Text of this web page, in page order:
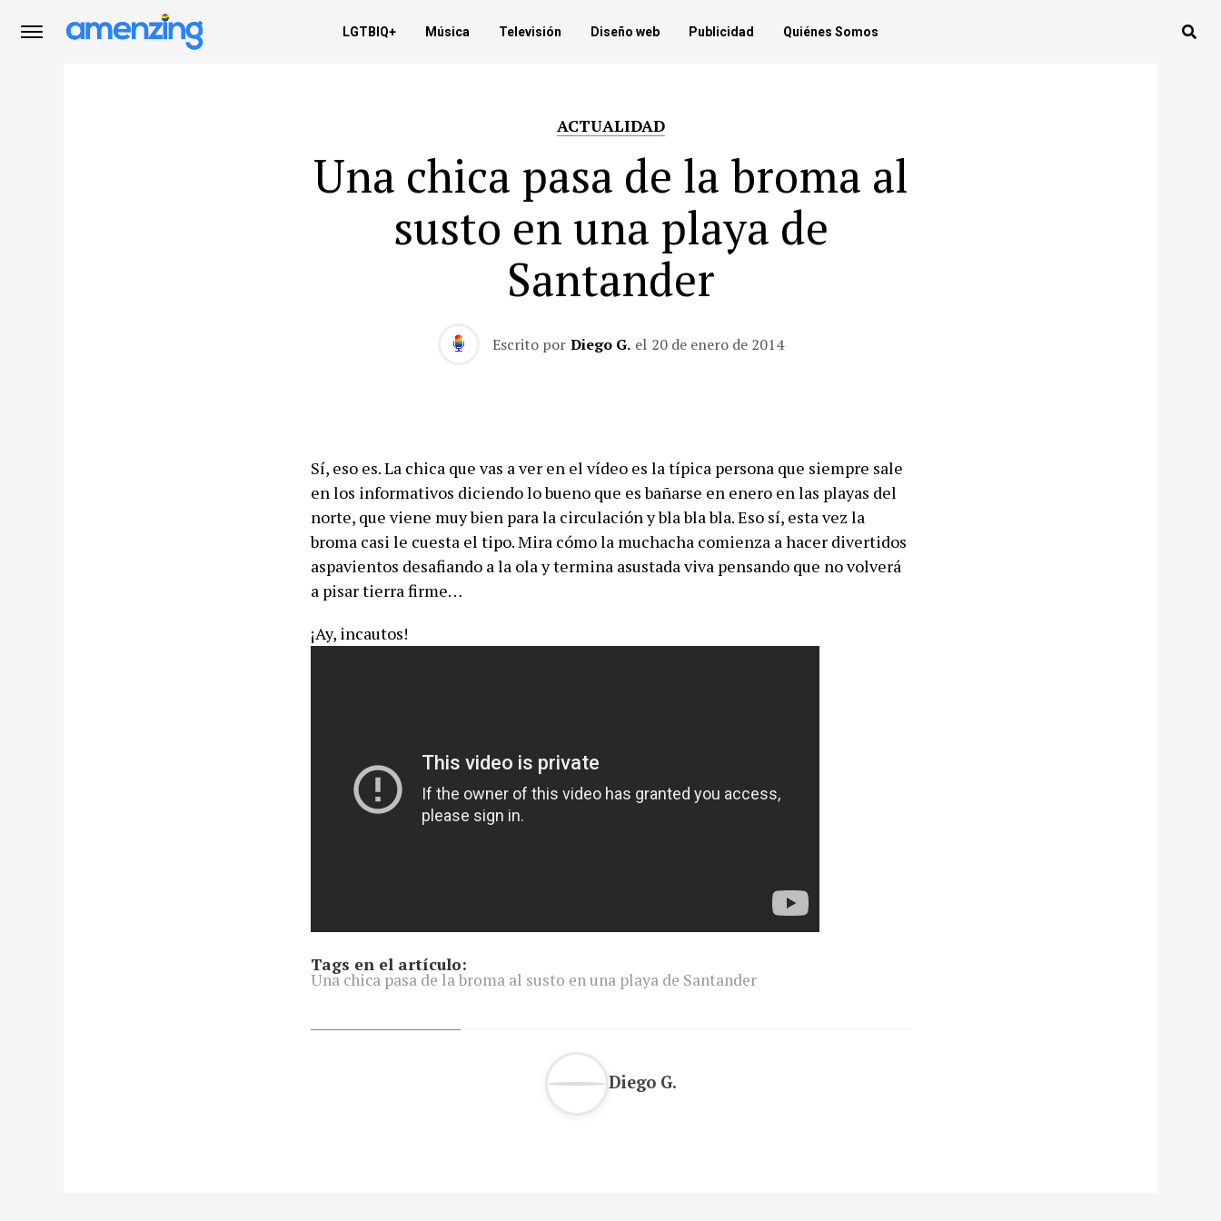
LGTBIQ+ Música Televisión Diseño web Publicidad Quiénes Somos
ACTUALIDAD
Una chica pasa de la broma al
susto en una playa de
Santander
Escrito por Diego G. el 20 de enero de 2014
Sí, eso es. La chica que vas a ver en el vídeo es la típica persona que siempre sale
en los informativos diciendo lo bueno que es bañarse en enero en las playas del
norte, que viene muy bien para la circulación y bla bla bla. Eso sí, esta vez la
broma casi le cuesta el tipo. Mira cómo la muchacha comienza a hacer divertidos
aspavientos desafiando a la ola y termina asustada viva pensando que no volverá
a pisar tierra firme…
¡Ay, incautos!
Tags en el artículo:
Una chica pasa de la broma al susto en una playa de Santander
Diego G.